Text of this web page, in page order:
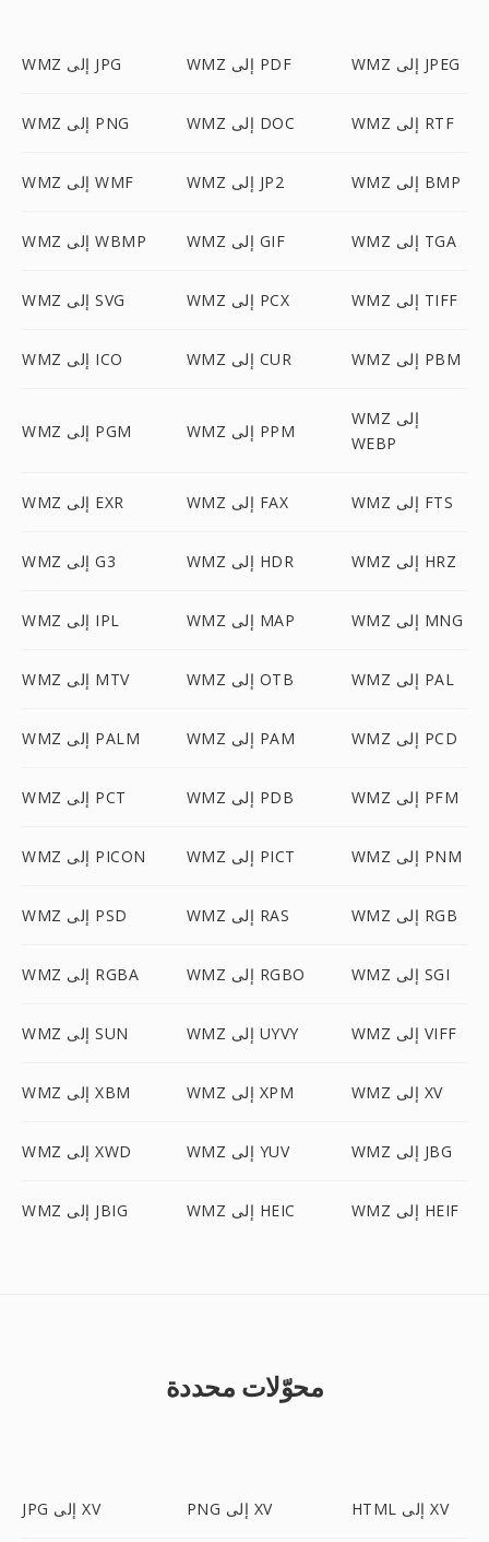
WMZ إلى JPG WMZ إلى PDF WMZ إلى JPEG
WMZ إلى PNG WMZ إلى DOC WMZ إلى RTF
WMZ إلى WMF WMZ إلى JP2 WMZ إلى BMP
WMZ إلى WBMP WMZ إلى GIF WMZ إلى TGA
WMZ إلى SVG WMZ إلى PCX WMZ إلى TIFF
WMZ إلى ICO WMZ إلى CUR WMZ إلى PBM
WMZ إلى PGM WMZ إلى PPM
WMZ إلى
WEBP
WMZ إلى EXR WMZ إلى FAX WMZ إلى FTS
WMZ إلى G3 WMZ إلى HDR WMZ إلى HRZ
WMZ إلى IPL WMZ إلى MAP WMZ إلى MNG
WMZ إلى MTV WMZ إلى OTB WMZ إلى PAL
WMZ إلى PALM WMZ إلى PAM WMZ إلى PCD
WMZ إلى PCT WMZ إلى PDB WMZ إلى PFM
WMZ إلى PICON WMZ إلى PICT WMZ إلى PNM
WMZ إلى PSD WMZ إلى RAS WMZ إلى RGB
WMZ إلى RGBA WMZ إلى RGBO WMZ إلى SGI
WMZ إلى SUN WMZ إلى UYVY WMZ إلى VIFF
WMZ إلى XBM WMZ إلى XPM WMZ إلى XV
WMZ إلى XWD WMZ إلى YUV WMZ إلى JBG
WMZ إلى JBIG WMZ إلى HEIC WMZ إلى HEIF
محوّلات محددة
JPG إلى XV PNG إلى XV HTML إلى XV